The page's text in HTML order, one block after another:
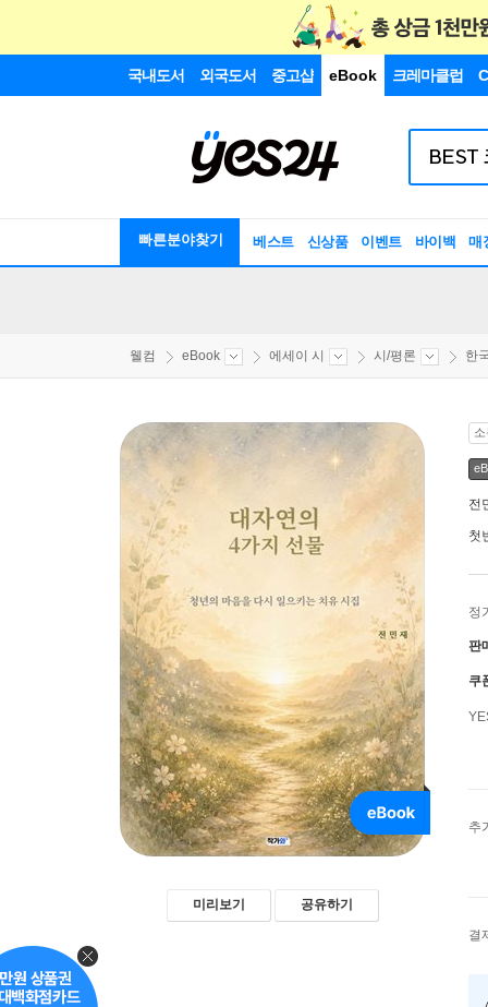
국내도서 외국도서 중고샵 eBook 크레마클럽
빠른분야찾기 베스트 신상품 이벤트 바이백 매
웰컴 eBook 에세이 시 시/평론 한
미리보기 공유하기
전
첫
정
판
쿠
추
결